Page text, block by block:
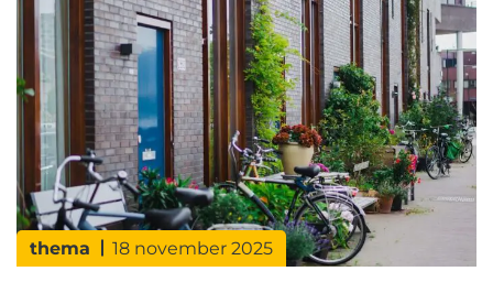
buitenland centraal. Pia Tverin (CEO Nordea
Hypotek) en Mathilda Muhrbeck (Head of Product)
van
thema 18 november 2025